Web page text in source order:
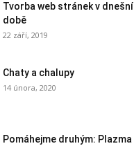
Tvorba web stránek v dnešní
době
22 září, 2019
Chaty a chalupy
14 února, 2020
Pomáhejme druhým: Plazma